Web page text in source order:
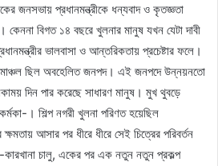
জনসভায় প্রধানমন্ত্রীকে ধন্যবাদ ও কৃতজ্ঞতা
কেননা বিগত ১৪ বছরে খুলনার মানুষ যখন যেটা দাবী
ভালবাসা ও আন্তরিকতায় প্রচেষ্টার ফলে।
ছিল অবহেলিত জনপদ। এই জনপদে উন্নয়নতো
দিন পার করেছে সাধারণ মানুষ। মুখ থুবড়ে
। শিল্প নগরী খুলনা পরিণত হয়েছিল
আসার পর ধীরে ধীরে সেই চিত্রের পরিবর্তন
চালু, একের পর এক নতুন নতুন প্রকল্প